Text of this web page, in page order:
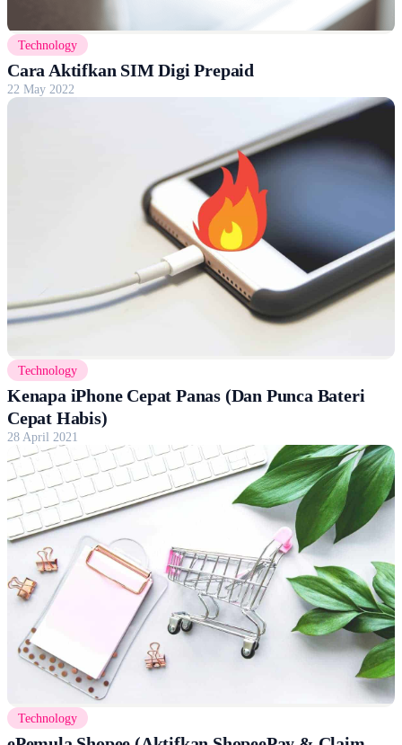
Technology
Cara Aktifkan SIM Digi Prepaid
22 May 2022
Technology
Kenapa iPhone Cepat Panas (Dan Punca Bateri
Cepat Habis)
28 April 2021
Technology